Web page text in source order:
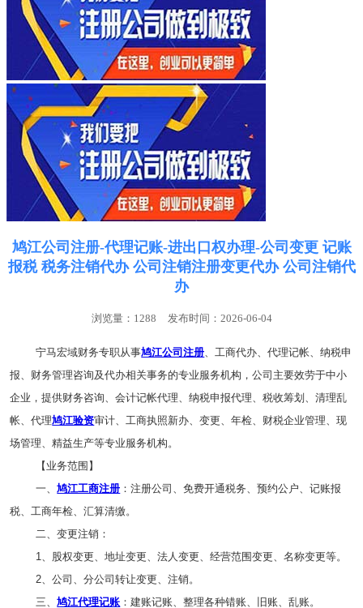
鸠江公司注册-代理记账-进出口权办理-公司变更 记账
报税 税务注销代办 公司注销注册变更代办 公司注销代
办
浏览量：1288 发布时间：2026-06-04
宁马宏域财务专职从事鸠江公司注册、工商代办、代理记帐、纳税申
报、财务管理咨询及代办相关事务的专业服务机构，公司主要效劳于中小
企业，提供财务咨询、会计记帐代理、纳税申报代理、税收筹划、清理乱
帐、代理鸠江验资审计、工商执照新办、变更、年检、财税企业管理、现
场管理、精益生产等专业服务机构。
【业务范围】
一、鸠江工商注册 ：注册公司、免费开通税务、预约公户、记账报
税、工商年检、汇算清缴。
二、变更注销：
1、股权变更、地址变更、法人变更、经营范围变更、名称变更等。
2、公司、分公司转让变更、注销。
三、鸠江代理记账 ：建账记账、整理各种错账、旧账、乱账。